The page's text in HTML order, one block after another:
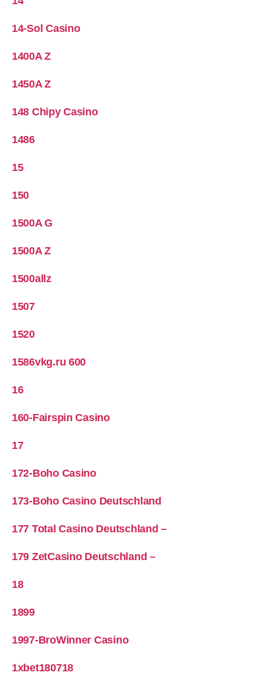
14-Sol Casino
1400A Z
1450A Z
148 Chipy Casino
1486
15
150
1500A G
1500A Z
1500allz
1507
1520
1586vkg.ru 600
16
160-Fairspin Casino
17
172-Boho Casino
173-Boho Casino Deutschland
177 Total Casino Deutschland –
179 ZetCasino Deutschland –
18
1899
1997-BroWinner Casino
1xbet180718